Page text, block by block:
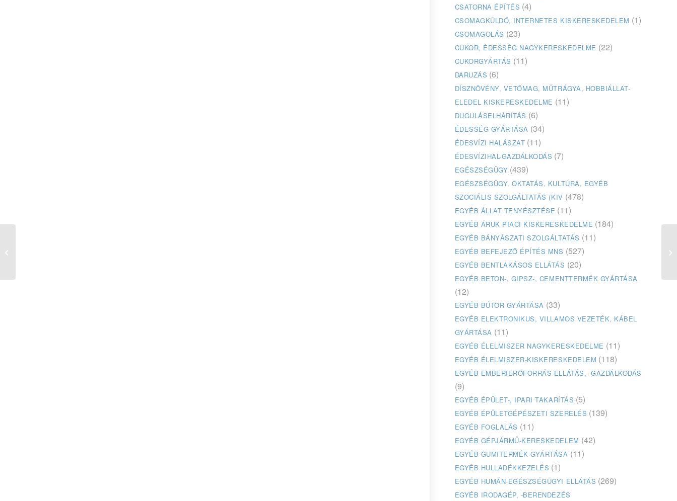
CSATORNA ÉPÍTÉS (4)
CSOMAGKÜLDŐ, INTERNETES KISKERESKEDELEM (1)
CSOMAGOLÁS (23)
CUKOR, ÉDESSÉG NAGYKERESKEDELME (22)
CUKORGYÁRTÁS (11)
DARUZÁS (6)
DÍSZNÖVÉNY, VETŐMAG, MŰTRÁGYA, HOBBIÁLLAT-
ELEDEL KISKERESKEDELME (11)
DUGULÁSELHÁRÍTÁS (6)
ÉDESSÉG GYÁRTÁSA (34)
ÉDESVÍZI HALÁSZAT (11)
ÉDESVÍZIHAL-GAZDÁLKODÁS (7)
EGÉSZSÉGÜGY (439)
EGÉSZSÉGÜGY, OKTATÁS, KULTÚRA, EGYÉB
SZOCIÁLIS SZOLGÁLTATÁS (KIV (478)
EGYÉB ÁLLAT TENYÉSZTÉSE (11)
EGYÉB ÁRUK PIACI KISKERESKEDELME (184)
EGYÉB BÁNYÁSZATI SZOLGÁLTATÁS (11)
EGYÉB BEFEJEZŐ ÉPÍTÉS MNS (527)
EGYÉB BENTLAKÁSOS ELLÁTÁS (20)
EGYÉB BETON-, GIPSZ-, CEMENTTERMÉK GYÁRTÁSA
(12)
EGYÉB BÚTOR GYÁRTÁSA (33)
EGYÉB ELEKTRONIKUS, VILLAMOS VEZETÉK, KÁBEL
GYÁRTÁSA (11)
EGYÉB ÉLELMISZER NAGYKERESKEDELME (11)
EGYÉB ÉLELMISZER-KISKERESKEDELEM (118)
EGYÉB EMBERIERŐFORRÁS-ELLÁTÁS, -GAZDÁLKODÁS
(9)
EGYÉB ÉPÜLET-, IPARI TAKARÍTÁS (5)
EGYÉB ÉPÜLETGÉPÉSZETI SZERELÉS (139)
EGYÉB FOGLALÁS (11)
EGYÉB GÉPJÁRMŰ-KERESKEDELEM (42)
EGYÉB GUMITERMÉK GYÁRTÁSA (11)
EGYÉB HULLADÉKKEZELÉS (1)
EGYÉB HUMÁN-EGÉSZSÉGÜGYI ELLÁTÁS (269)
EGYÉB IRODAGÉP, -BERENDEZÉS